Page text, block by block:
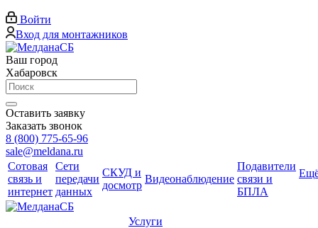
Войти
Вход для монтажников
Ваш город
Хабаровск
Оставить заявку
Заказать звонок
8 (800) 775-65-96
sale@meldana.ru
Сотовая
связь и
интернет
Сети
передачи
данных
СКУД и
досмотр
Видеонаблюдение
Подавители
связи и
БПЛА
Услуги